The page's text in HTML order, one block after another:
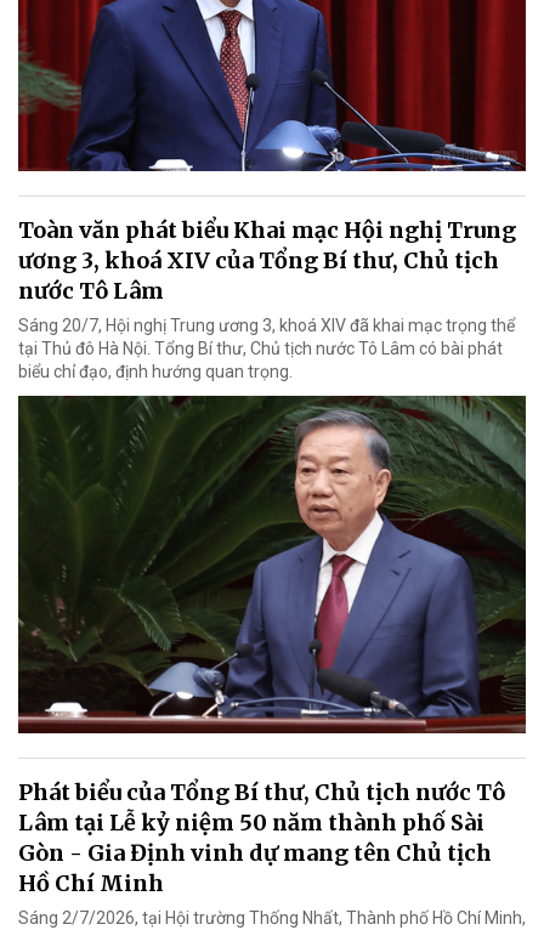
Toàn văn phát biểu Khai mạc Hội nghị Trung
ương 3, khoá XIV của Tổng Bí thư, Chủ tịch
nước Tô Lâm
Sáng 20/7, Hội nghị Trung ương 3, khoá XIV đã khai mạc trọng thể
tại Thủ đô Hà Nội. Tổng Bí thư, Chủ tịch nước Tô Lâm có bài phát
biểu chỉ đạo, định hướng quan trọng.
Phát biểu của Tổng Bí thư, Chủ tịch nước Tô
Lâm tại Lễ kỷ niệm 50 năm thành phố Sài
Gòn - Gia Định vinh dự mang tên Chủ tịch
Hồ Chí Minh
Sáng 2/7/2026, tại Hội trường Thống Nhất, Thành phố Hồ Chí Minh,